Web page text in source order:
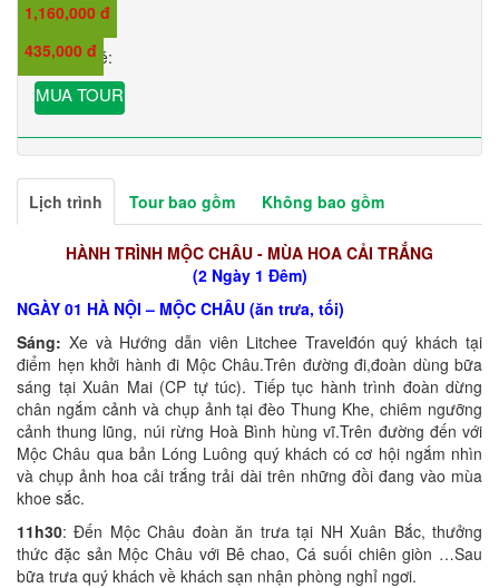
Giá trẻ em:
1,160,000 đ
Giá em bé:
435,000 đ
MUA TOUR
Lịch trình Tour bao gồm Không bao gồm
HÀNH TRÌNH MỘC CHÂU - MÙA HOA CẢI TRẮNG
(2 Ngày 1 Đêm)
NGÀY 01 HÀ NỘI – MỘC CHÂU (ăn trưa, tối)
Sáng: Xe và Hướng dẫn viên Litchee Travelđón quý khách tại
điểm hẹn khởi hành đi Mộc Châu.Trên đường đi,đoàn dùng bữa
sáng tại Xuân Mai (CP tự túc). Tiếp tục hành trình đoàn dừng
chân ngắm cảnh và chụp ảnh tại đèo Thung Khe, chiêm ngưỡng
cảnh thung lũng, núi rừng Hoà Bình hùng vĩ.Trên đường đến với
Mộc Châu qua bản Lóng Luông quý khách có cơ hội ngắm nhìn
và chụp ảnh hoa cải trắng trải dài trên những đồi đang vào mùa
khoe sắc.
11h30: Đến Mộc Châu đoàn ăn trưa tại NH Xuân Bắc, thưởng
thức đặc sản Mộc Châu với Bê chao, Cá suối chiên giòn …Sau
bữa trưa quý khách về khách sạn nhận phòng nghỉ ngơi.